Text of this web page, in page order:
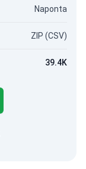
Naponta
ZIP (CSV)
39.4K